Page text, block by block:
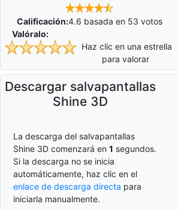
Calificación:4.6 basada en 53 votos
Valóralo:
Haz clic en una estrella
para valorar
Descargar salvapantallas
Shine 3D
La descarga del salvapantallas
Shine 3D comenzará en 0
segundos.
Si la descarga no se inicia
automáticamente, haz clic en el
enlace de descarga directa